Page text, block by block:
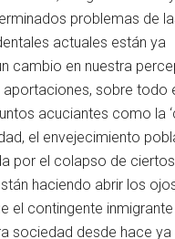
problemas de
actuales están ya
cambio en nuestra
sobre todo
acuciantes como la
el envejecimiento
por el colapso de
haciendo abrir los
el contingente
sociedad desde hace ya